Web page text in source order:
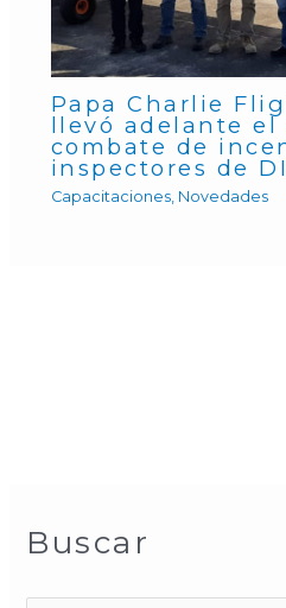
Papa Charlie
llevó adelante el
combate de
inspectores de
Capacitaciones, Novedades
Buscar